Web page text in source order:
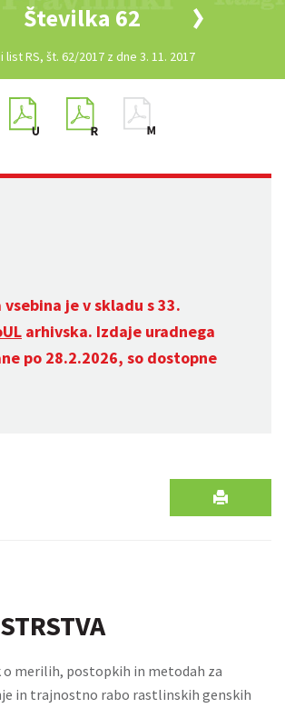
Številka 62
list RS, št. 62/2017 z dne 3. 11. 2017
je v skladu s 33.
arhivska. Izdaje uradnega
po 28.2.2026, so dostopne
o merilih, postopkih in metodah za
in trajnostno rabo rastlinskih genskih